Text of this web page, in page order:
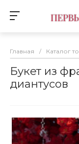
Главная / Каталог
Букет из
диантусов